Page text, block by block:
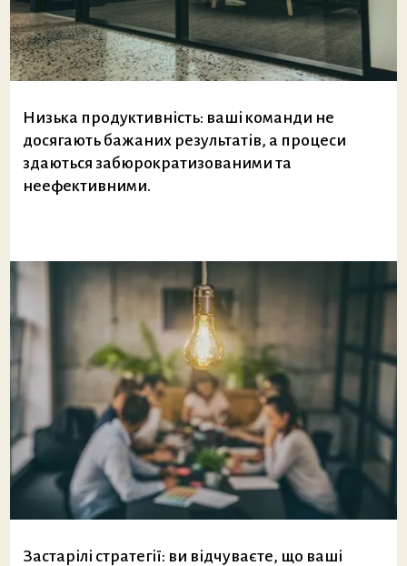
Низька продуктивність: ваші команди не
досягають бажаних результатів, а процеси
здаються забюрократизованими та
неефективними.
Застарілі стратегії: ви відчуваєте, що ваші